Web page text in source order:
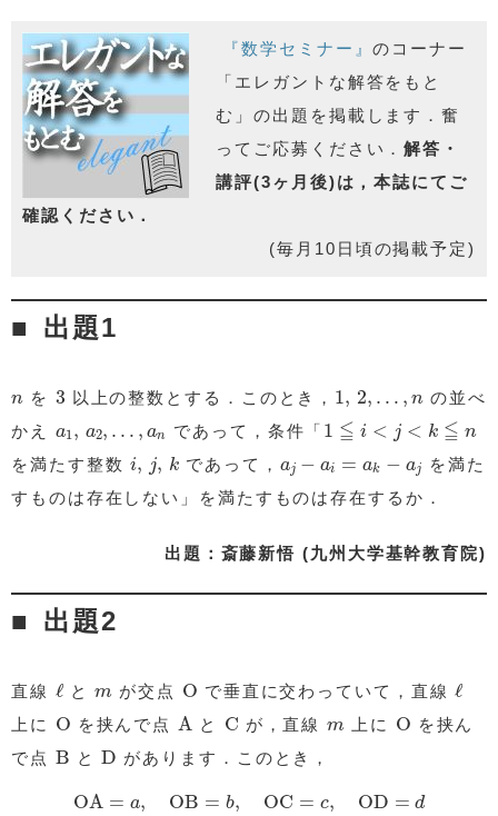
『数学セミナー』のコーナー
「エレガントな解答をもと
む」の出題を掲載します．奮
ってご応募ください．解答・
講評(3ヶ月後)は，本誌にてご
確認ください．
(毎月10日頃の掲載予定)
出題1
n
n を 3
3 以上の整数とする．このとき， 1, 2, … , n
1 2,
の並べ
かえ a1, a2, … , an
a1 a2 an であって，条件「 1 ≦ i < j < k ≦ n
1 ≦i<j k ≦
を満たす整数i, j, k
i, k であって， aj − ai = ak − aj
a j− i= ak −a
を満た
すものは存在しない」を満たすものは存在するか．
出題：斎藤新悟 (九州大学基幹教育院)
出題2
直線 ℓ
ℓとm
m が交点 O
O で垂直に交わっていて，直線ℓ
ℓ
上に O
O を挟んで点 A
A と C
C が，直線m
m 上に O
O を挟ん
で点 B
B とD
D があります．このとき，
OA = a, OB = b, OC = c, OD = d
=a,OB = OC = d